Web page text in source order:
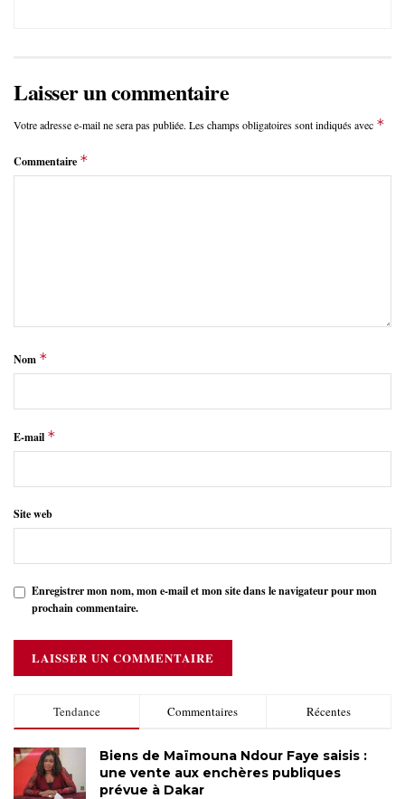
Laisser un commentaire
Votre adresse e-mail ne sera pas publiée. Les champs obligatoires sont indiqués avec *
Commentaire *
Nom *
E-mail *
Site web
Enregistrer mon nom, mon e-mail et mon site dans le navigateur pour mon
prochain commentaire.
Tendance Commentaires Récentes
Biens de Maïmouna Ndour Faye saisis :
une vente aux enchères publiques
prévue à Dakar